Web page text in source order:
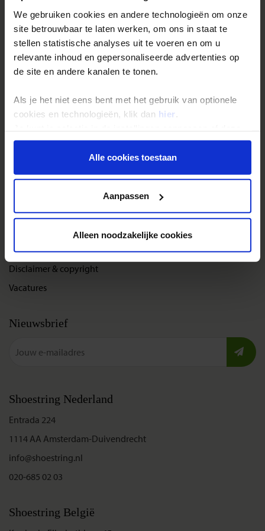
We gebruiken cookies en andere technologieën om onze
site betrouwbaar te laten werken, om ons in staat te
stellen statistische analyses uit te voeren en om u
relevante inhoud en gepersonaliseerde advertenties op
de site en andere kanalen te tonen.
Als je het niet eens bent met het gebruik van optionele
cookies en technologieën, klik dan hier .
onder aan de pagina op elk gewenst moment voor de
toekomst wijzigen.Alle cookies toestaan
Aanpassen
Alleen noodzakelijke cookies
Inloggen op mijn.Shoestring
Reisthema's
Groepsreizen
Single reizen
Festivalreizen
Bel, mail of chat met ons
Cookies instellingen
Disclaimer & copyright
Vacatures
Nieuwsbrief
Shoestring Nederland
Entrada 224
1114 AA Amsterdam-Duivendrecht
info@shoestring.nl
020-685 02 03
Shoestring België